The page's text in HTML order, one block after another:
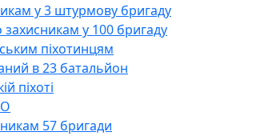
у 3 штурмову бригаду
у 100 бригаду
піхотинцям
в 23 батальйон
піхоті
57 бригади